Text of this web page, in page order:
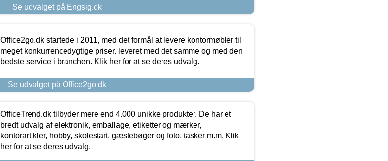
Se udvalget på Engsig.dk
Office2go.dk startede i 2011, med det formål at levere kontormøbler til
meget konkurrencedygtige priser, leveret med det samme og med den
bedste service i branchen. Klik her for at se deres udvalg.
Se udvalget på Office2go.dk
OfficeTrend.dk tilbyder mere end 4.000 unikke produkter. De har et
bredt udvalg af elektronik, emballage, etiketter og mærker,
kontorartikler, hobby, skolestart, gæstebøger og foto, tasker m.m. Klik
her for at se deres udvalg.